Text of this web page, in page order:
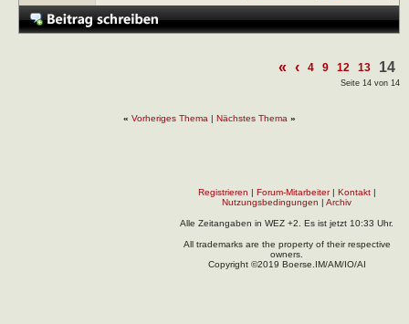
« ‹ 4 9 12 13 14
Seite 14 von 14
« Vorheriges Thema | Nächstes Thema »
Registrieren | Forum-Mitarbeiter| Kontakt|
Nutzungsbedingungen | Archiv
Alle Zeitangaben in WEZ +2. Es ist jetzt 10:33 Uhr.
All trademarks are the property of their respective
owners.
Copyright ©2019 Boerse.IM/AM/IO/AI